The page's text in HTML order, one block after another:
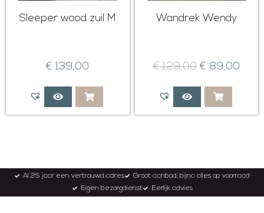
Sleeper wood zuil M
€ 139,00
Wandrek Wendy
€129,00 € 89,00
Al 25 jaar een vertrouwd adres
Groot aanbod, bijna alles op voorraad
Eigen bezorgdienst
Eerlijk advies